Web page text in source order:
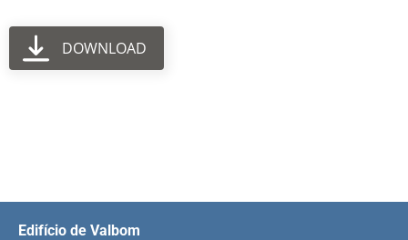
DOWNLOAD
Edifício de Valbom